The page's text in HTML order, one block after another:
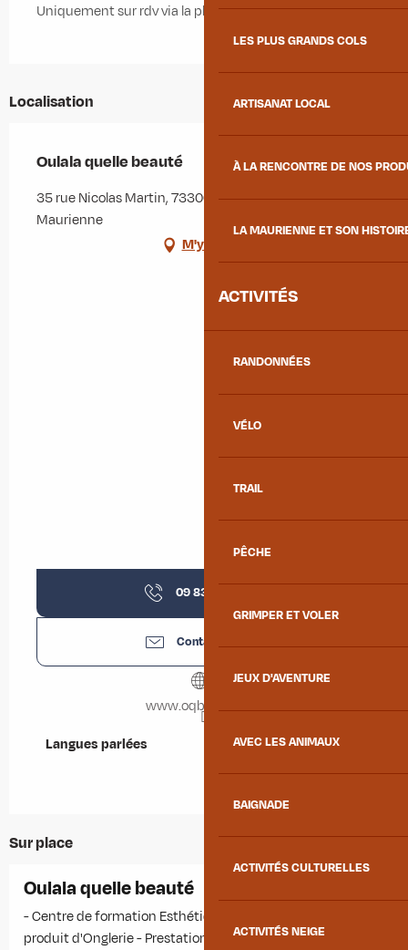
LES PLUS GRANDS COLS
ARTISANAT LOCAL
À LA RENCONTRE DE NOS
LA MAURIENNE ET SON
ACTIVITÉS
RANDONNÉES
VÉLO
TRAIL
PÊCHE
GRIMPER ET VOLER
JEUX D'AVENTURE
AVEC LES ANIMAUX
BAIGNADE
ACTIVITÉS CULTURELLES
ACTIVITÉS NEIGE
Uniquement sur rdv via la plate-forme Planity
Localisation
Oulala quelle beauté
35 rue Nicolas Martin, 73300 Saint-Jean-de-
Maurienne
M'y rendre
09 83 30 49
Contactez-nous
www.oqbnails.com
Langues parlées
Langues parlées
Sur place
Oulala quelle beauté
- Centre de formation Esthétique-Ongles-cils - Vente de
produit d'Onglerie - Prestations Microblading - Ongles- Cils